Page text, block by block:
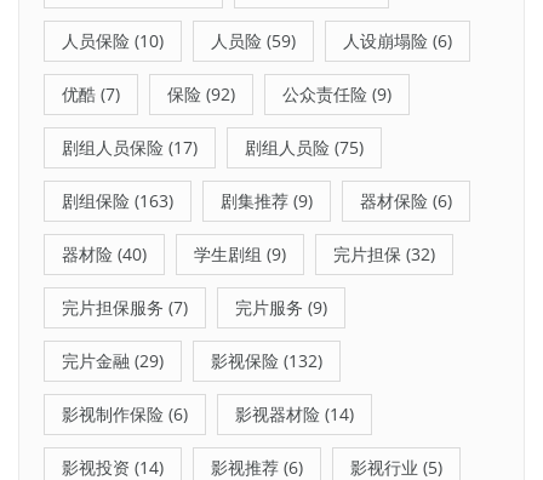
人员保险 (10) 人员险 (59) 人设崩塌险 (6)
优酷 (7) 保险 (92) 公众责任险 (9)
剧组人员保险 (17) 剧组人员险 (75)
剧组保险 (163) 剧集推荐 (9) 器材保险 (6)
器材险 (40) 学生剧组 (9) 完片担保 (32)
完片担保服务 (7) 完片服务 (9)
完片金融 (29) 影视保险 (132)
影视制作保险 (6) 影视器材险 (14)
影视投资 (14) 影视推荐 (6) 影视行业 (5)